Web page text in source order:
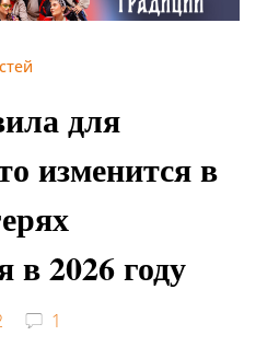
для
изменится в
2026 году
1